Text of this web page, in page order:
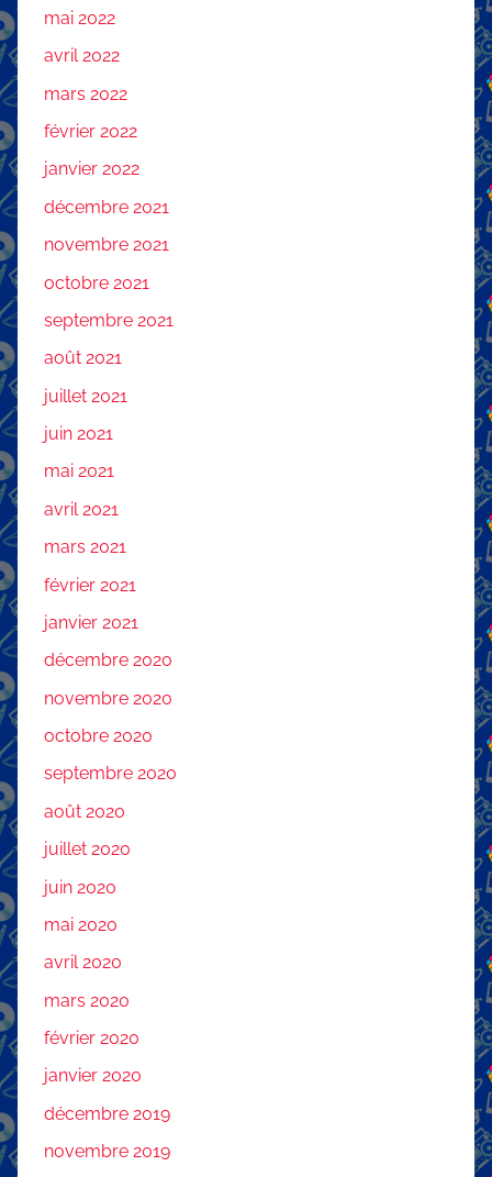
mai 2022
avril 2022
mars 2022
février 2022
janvier 2022
décembre 2021
novembre 2021
octobre 2021
septembre 2021
août 2021
juillet 2021
juin 2021
mai 2021
avril 2021
mars 2021
février 2021
janvier 2021
décembre 2020
novembre 2020
octobre 2020
septembre 2020
août 2020
juillet 2020
juin 2020
mai 2020
avril 2020
mars 2020
février 2020
janvier 2020
décembre 2019
novembre 2019